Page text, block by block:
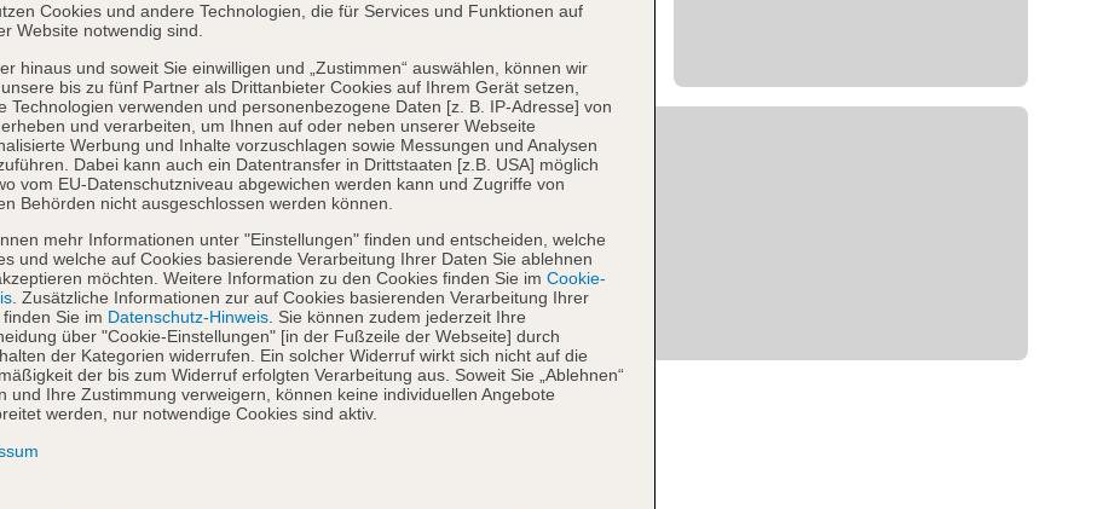
Cookies und andere Technologien, die für Services und Funktionen auf
Website notwendig sind.
hinaus und soweit Sie einwilligen und „Zustimmen“ auswählen, können wir
bis zu fünf Partner als Drittanbieter Cookies auf Ihrem Gerät setzen,
Technologien verwenden und personenbezogene Daten [z. B. IP-Adresse] von
und verarbeiten, um Ihnen auf oder neben unserer Webseite
Werbung und Inhalte vorzuschlagen sowie Messungen und Analysen
Dabei kann auch ein Datentransfer in Drittstaaten [z.B. USA] möglich
vom EU-Datenschutzniveau abgewichen werden kann und Zugriffe von
Behörden nicht ausgeschlossen werden können.
mehr Informationen unter "Einstellungen" finden und entscheiden, welche
und welche auf Cookies basierende Verarbeitung Ihrer Daten Sie ablehnen
möchten. Weitere Information zu den Cookies finden Sie im Cookie-
. Zusätzliche Informationen zur auf Cookies basierenden Verarbeitung Ihrer
Sie im Datenschutz-Hinweis . Sie können zudem jederzeit Ihre
über "Cookie-Einstellungen" [in der Fußzeile der Webseite] durch
der Kategorien widerrufen. Ein solcher Widerruf wirkt sich nicht auf die
der bis zum Widerruf erfolgten Verarbeitung aus. Soweit Sie „Ablehnen“
und Ihre Zustimmung verweigern, können keine individuellen Angebote
werden, nur notwendige Cookies sind aktiv.